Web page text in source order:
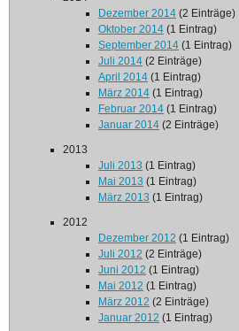
Dezember 2014 (2 Einträge)
Oktober 2014 (1 Eintrag)
September 2014 (1 Eintrag)
Juli 2014 (2 Einträge)
April 2014 (1 Eintrag)
März 2014 (1 Eintrag)
Februar 2014 (1 Eintrag)
Januar 2014 (2 Einträge)
2013
Juli 2013 (1 Eintrag)
Mai 2013 (1 Eintrag)
März 2013 (1 Eintrag)
2012
Dezember 2012 (1 Eintrag)
Juli 2012 (2 Einträge)
Juni 2012 (1 Eintrag)
Mai 2012 (1 Eintrag)
März 2012 (2 Einträge)
Januar 2012 (1 Eintrag)